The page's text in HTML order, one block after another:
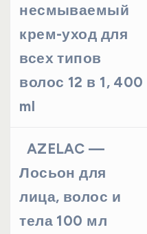
несмываемый
крем-уход для
всех типов
волос 12 в 1, 400
ml
AZELAC —
Лосьон для
лица, волос и
тела 100 мл